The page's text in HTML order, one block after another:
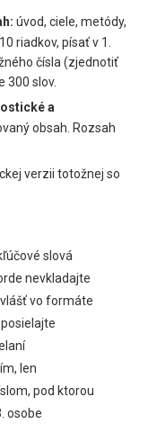
úvod, ciele, metódy,
riadkov, písať v 1.
čísla (zjednotiť
300 slov.
a
obsah. Rozsah
verzii totožnej so
slová
nevkladajte
vo formáte
len
pod ktorou
osobe